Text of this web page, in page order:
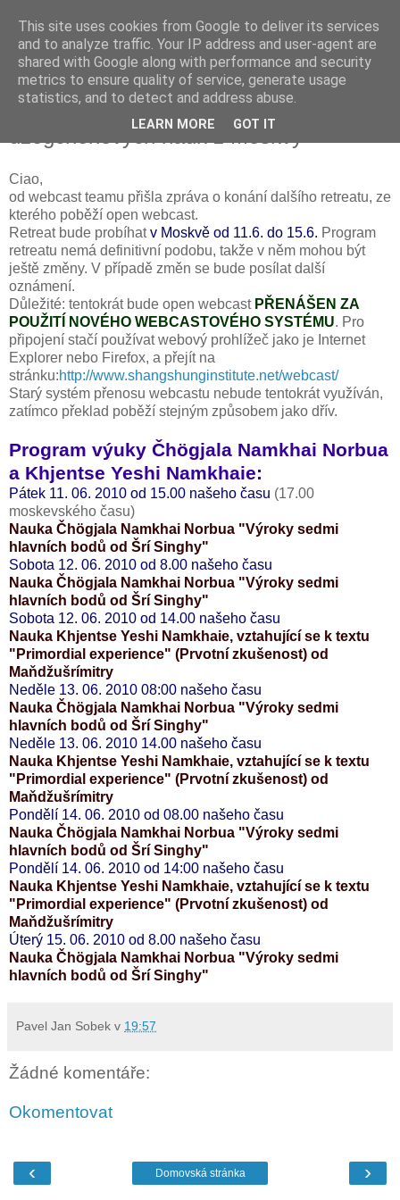
úterý 8. června 2010
11. 6 - 15. 6. Open webcast
dzogčhenových nauk z Moskvy
Ciao,
od webcast teamu přišla zpráva o konání dalšího retreatu, ze
kterého poběží open webcast.
Retreat bude probíhatv Moskvě od 11.6. do 15.6. Program
retreatu nemá definitivní podobu, takže v něm mohou být
ještě změny. V případě změn se bude posílat další
oznámení.
Důležité: tentokrát bude open webcast PŘENÁŠEN ZA
POUŽITÍ NOVÉHO WEBCASTOVÉHO SYSTÉMU. Pro
připojení stačí používat webový prohlížeč jako je Internet
Explorer nebo Firefox, a přejít na
stránku:http://www.shangshunginstitute.net/webcast/
Starý systém přenosu webcastu nebude tentokrát využíván,
zatímco překlad poběží stejným způsobem jako dřív.
Program výuky Čhögjala Namkhai Norbua
a Khjentse Yeshi Namkhaie:
Pátek 11. 06. 2010 od 15.00 našeho času (17.00
moskevského času)
Nauka Čhögjala Namkhai Norbua "Výroky sedmi
hlavních bodů od Šrí Singhy"
Sobota 12. 06. 2010 od 8.00 našeho času
Nauka Čhögjala Namkhai Norbua "Výroky sedmi
hlavních bodů od Šrí Singhy"
Sobota 12. 06. 2010 od 14.00 našeho času
Nauka Khjentse Yeshi Namkhaie, vztahující se k textu
"Primordial experience" (Prvotní zkušenost) od
Maňdžušrímitry
Neděle 13. 06. 2010 08:00 našeho času
Nauka Čhögjala Namkhai Norbua "Výroky sedmi
hlavních bodů od Šrí Singhy"
Neděle 13. 06. 2010 14.00 našeho času
Nauka Khjentse Yeshi Namkhaie, vztahující se k textu
"Primordial experience" (Prvotní zkušenost) od
Maňdžušrímitry
Pondělí 14. 06. 2010 od 08.00 našeho času
Nauka Čhögjala Namkhai Norbua "Výroky sedmi
hlavních bodů od Šrí Singhy"
Pondělí 14. 06. 2010 od 14:00 našeho času
Nauka Khjentse Yeshi Namkhaie, vztahující se k textu
"Primordial experience" (Prvotní zkušenost) od
Maňdžušrímitry
Úterý 15. 06. 2010 od 8.00 našeho času
Nauka Čhögjala Namkhai Norbua "Výroky sedmi
hlavních bodů od Šrí Singhy"
Pavel Jan Sobek v 19:57
Žádné komentáře:
Okomentovat
‹ ›
Domovská stránka
This site uses cookies from Google to deliver its services
and to analyze traffic. Your IP address and user-agent are
shared with Google along with performance and security
metrics to ensure quality of service, generate usage
statistics, and to detect and address abuse.
LEARN MORE GOT IT